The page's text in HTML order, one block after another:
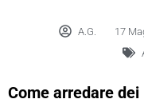
A.G. 17
Come arredare dei